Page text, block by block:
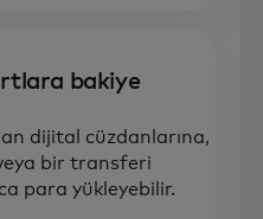
bakiye
dijital cüzdanlarına,
bir transferi
para yükleyebilir.